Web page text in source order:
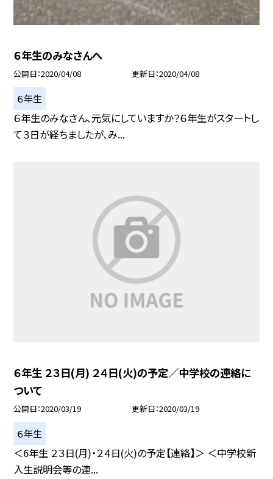
６年生のみなさんへ
公開日 2020/04/08 更新日 2020/04/08
６年生
６年生のみなさん、元気にしていますか？６年生がスタートし
て３日が経ちましたが、み...
６年生 ２３日(月) ２４日(火)の予定／中学校の連絡に
ついて
公開日 2020/03/19 更新日 2020/03/19
６年生
＜6年生 ２３日(月)・２４日(火)の予定【連絡】＞ ＜中学校新
入生説明会等の連...